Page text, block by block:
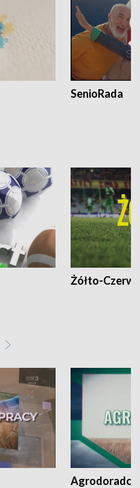
SenioRada
Żółto-
Agrodoradcy